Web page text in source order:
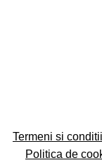
Termeni si conditii
Politica de